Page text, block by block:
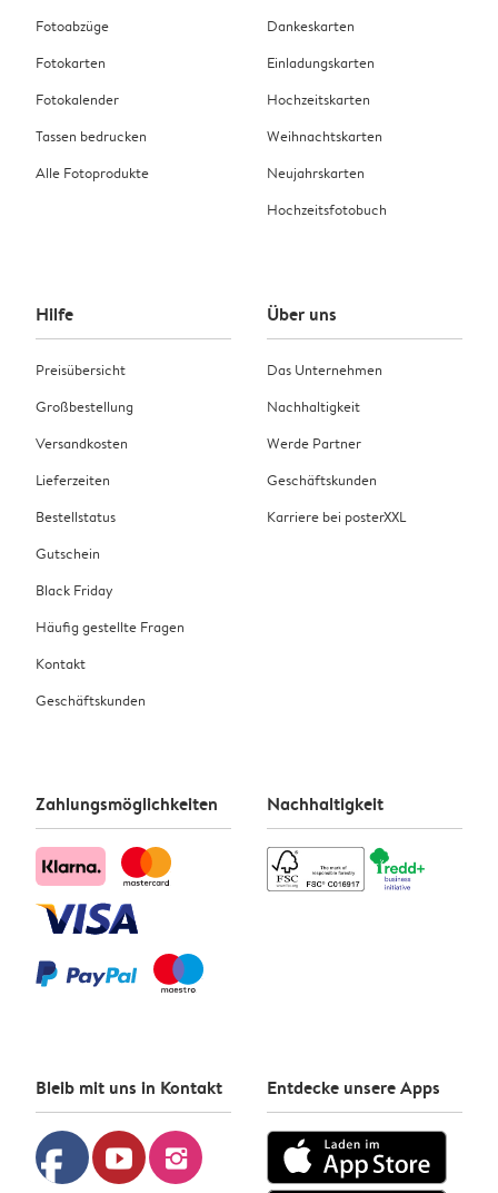
Fotoabzüge
Fotokarten
Fotokalender
Tassen bedrucken
Alle Fotoprodukte
Dankeskarten
Einladungskarten
Hochzeitskarten
Weihnachtskarten
Neujahrskarten
Hochzeitsfotobuch
Hilfe
Preisübersicht
Großbestellung
Versandkosten
Lieferzeiten
Bestellstatus
Gutschein
Black Friday
Häufig gestellte Fragen
Kontakt
Geschäftskunden
Über uns
Das Unternehmen
Nachhaltigkeit
Werde Partner
Geschäftskunden
Karriere bei posterXXL
Zahlungsmöglichkeiten Nachhaltigkeit
Bleib mit uns in Kontakt
facebook youtube instagram
Entdecke unsere Apps